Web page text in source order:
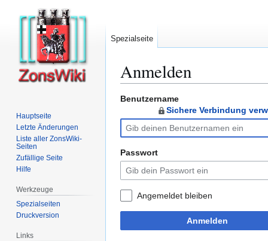
Anmelden
Zur
Navigation
springen
Zur
springen
Benutzername
Sichere Verbindung
Passwort
Angemeldet bleiben
Anmelden
Spezialseite
Hauptseite
Letzte Änderungen
Liste aller ZonsWiki-
Seiten
Zufällige Seite
Hilfe
Werkzeuge
Spezialseiten
Druckversion
Links